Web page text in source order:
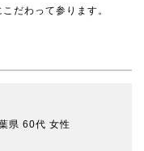
だわって参ります。
県 60代 女性